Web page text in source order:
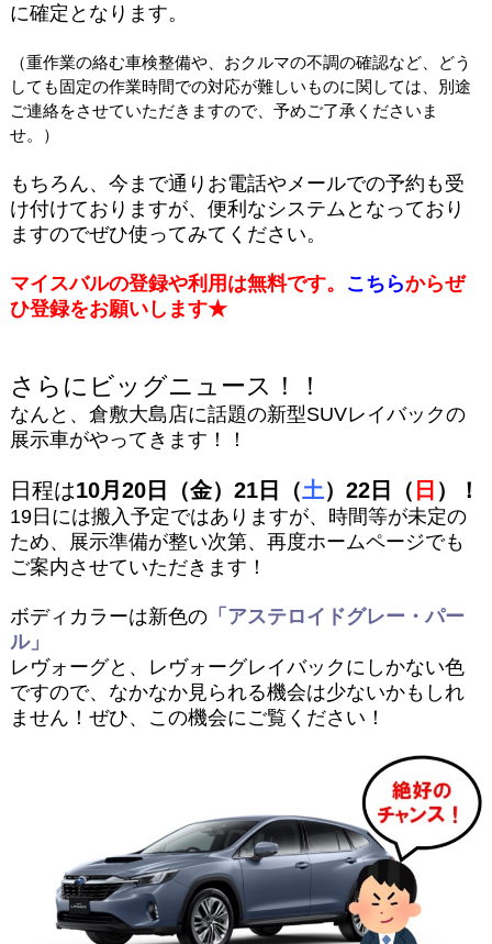
に確定となります。
（重作業の絡む車検整備や、おクルマの不調の確認など、どう
しても固定の作業時間での対応が難しいものに関しては、別途
ご連絡をさせていただきますので、予めご了承くださいま
せ。）
もちろん、今まで通りお電話やメールでの予約も受
け付けておりますが、便利なシステムとなっており
ますのでぜひ使ってみてください。
マイスバルの登録や利用は無料です。 こちらからぜ
ひ登録をお願いします★
さらにビッグニュース！！
なんと、倉敷大島店に話題の新型SUVレイバックの
展示車がやってきます！！
日程は10月20日（金）21日（土）22日（ 日 ）！
19日には搬入予定ではありますが、時間等が未定の
ため、展示準備が整い次第、再度ホームページでも
ご案内させていただきます！
ボディカラーは新色の「アステロイドグレー・パー
ル」
レヴォーグと、レヴォーグレイバックにしかない色
ですので、なかなか見られる機会は少ないかもしれ
ません！ ぜひ、この機会にご覧ください！